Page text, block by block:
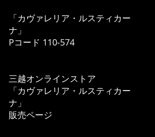
​「カヴァレリア・ルスティカー
ナ」
Pコード 110‐574
三越オンラインストア
「カヴァレリア・ルスティカー
ナ」
販売ページ